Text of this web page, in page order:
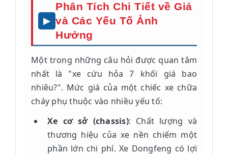
Phân Tích Chi Tiết về Giá
và Các Yếu Tố Ảnh
Hưởng
Một trong những câu hỏi được quan tâm
nhất là "xe cứu hỏa 7 khối giá bao
nhiêu?". Mức giá của một chiếc xe chữa
cháy phụ thuộc vào nhiều yếu tố:
Xe cơ sở (chassis): Chất lượng và
thương hiệu của xe nền chiếm một
phần lớn chi phí. Xe Dongfeng có lợi